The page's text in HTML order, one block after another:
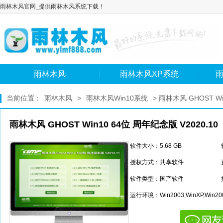
雨林木风官网_提供雨林木风系统下载！
雨林木风 雨林木风XP系统
当前位置： 雨林木风 > 雨林木风Win10系统 > 雨林木风 GHOST
雨林木风 GHOST Win10 64位 周年纪念版 V2020.10
软件大小：5.68 GB
授权方式：共享软件
软件类型：国产软件
运行环境：